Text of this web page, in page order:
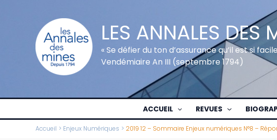
LES ANNALES DES
« Se défier du ton d’assurance qu’il est si
Vendémiaire An III (septembre 1794)
ACCUEIL REVUES
Accueil Enjeux Numériques 2019 12 – Sommaire Enjeux numériques N°8 –